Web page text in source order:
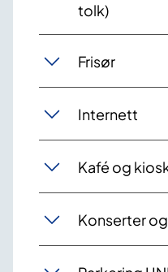
tolk)
Frisør
Internett
Kafé og
Konserter